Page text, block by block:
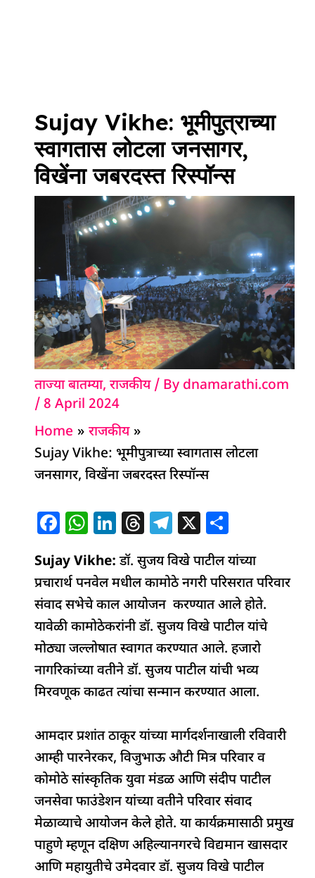
Sujay Vikhe: भूमीपुत्राच्या
स्वागतास लोटला जनसागर,
विखेंना जबरदस्त रिस्पॉन्स
ताज्या बातम्या,राजकीय/ By dnamarathi.com
/ 8 April 2024
Home
राजकीय
Sujay Vikhe: भूमीपुत्राच्या स्वागतास लोटला
जनसागर, विखेंना जबरदस्त रिस्पॉन्स
F
c
e
b
o
o
k
W
at
s
A
p
p
Li
n
k
e
dI
n
T
re
a
d
s
T
el
e
g
ra
m
X
ar
e
Sujay Vikhe:डॉ. सुजय विखे पाटील यांच्या
प्रचारार्थ पनवेल मधील कामोठे नगरी परिसरात परिवार
संवाद सभेचे काल आयोजन करण्यात आले होते.
यावेळी कामोठेकरांनी डॉ. सुजय विखे पाटील यांचे
मोठ्या जल्लोषात स्वागत करण्यात आले. हजारो
नागरिकांच्या वतीने डॉ. सुजय पाटील यांची भव्य
मिरवणूक काढत त्यांचा सन्मान करण्यात आला.
आमदार प्रशांत ठाकूर यांच्या मार्गदर्शनाखाली रविवारी
आम्ही पारनेरकर, विजुभाऊ औटी मित्र परिवार व
कोमोठे सांस्कृतिक युवा मंडळ आणि संदीप पाटील
जनसेवा फाउंडेशन यांच्या वतीने परिवार संवाद
मेळाव्याचे आयोजन केले होते. या कार्यक्रमासाठी प्रमुख
पाहुणे म्हणून दक्षिण अहिल्यानगरचे विद्यमान खासदार
आणि महायुतीचे उमेदवार डॉ. सुजय विखे पाटील